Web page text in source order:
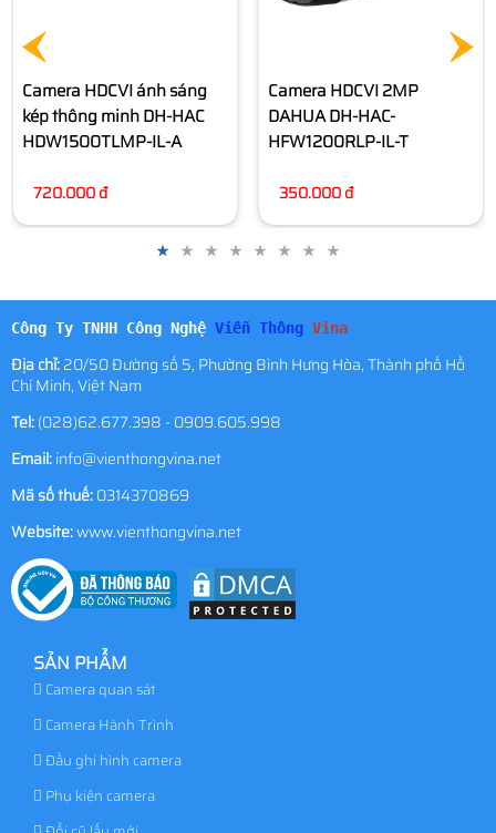
Camera HDCVI 2MP
DAHUA DH-HAC-
HFW1200RLP-IL-T
350.000 đ
Camera Dome 2MP
DAHUA DH-HAC-T1A21P-U-
IL-A
320.000 đ
Công Ty TNHH Công Nghệ Viễn Thông Vina
Địa chỉ:20/50 Đường số 5, Phường Bình Hưng Hòa, Thành phố Hồ
Chí Minh, Việt Nam
Tel:(028)62.677.398 - 0909.605.998
Email:info@vienthongvina.net
Mã số thuế:0314370869
Website:www.vienthongvina.net
SẢN PHẨM
Camera quan sát
Camera Hành Trình
Đầu ghi hình camera
Phụ kiện camera